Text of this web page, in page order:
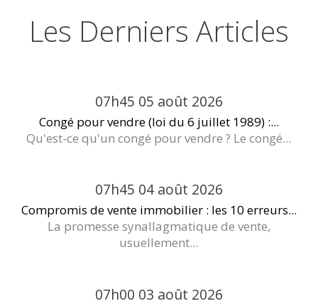
Les Derniers Articles
07h45 05 août 2026
Congé pour vendre (loi du 6 juillet 1989) :...
Qu'est-ce qu'un congé pour vendre ? Le congé...
07h45 04 août 2026
Compromis de vente immobilier : les 10 erreurs...
La promesse synallagmatique de vente,
usuellement...
07h00 03 août 2026